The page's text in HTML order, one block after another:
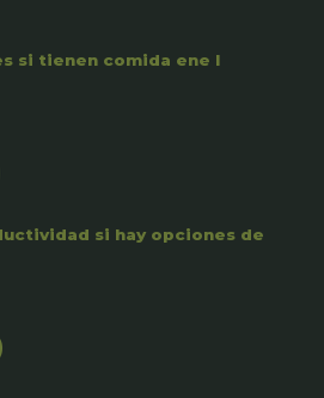
si tienen comida ene l
si hay opciones de